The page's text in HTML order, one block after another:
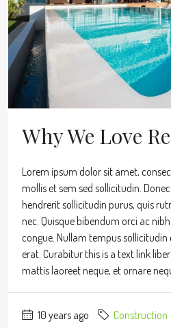
Why We Love
Lorem ipsum dolor sit amet,
mollis et sem sed sollicitudin.
hendrerit sollicitudin purus, quis
nec. Quisque bibendum orci ac
congue. Nullam tempus sollicitudin
erat. Curabitur this is a text link
mattis laoreet neque, et ornare
10 years ago Construction